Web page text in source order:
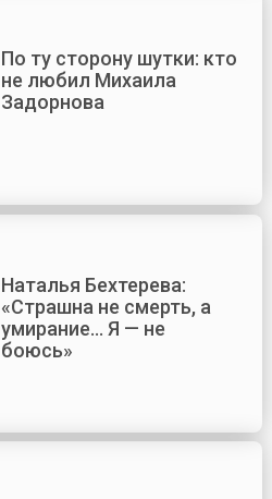
По ту сторону шутки: кто
не любил Михаила
Задорнова
Наталья Бехтерева:
«Страшна не смерть, а
умирание... Я — не
боюсь»